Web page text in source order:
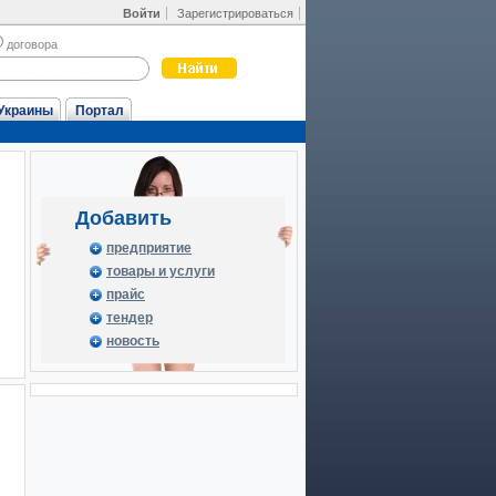
Войти Зарегистрироваться
договора
Портал
Добавить
предприятие
товары и услуги
прайс
тендер
новость